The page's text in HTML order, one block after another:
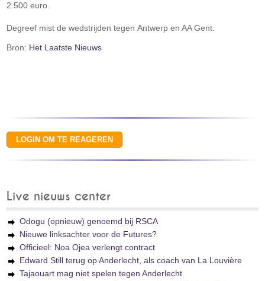
2.500 euro.
Degreef mist de wedstrijden tegen Antwerp en AA Gent.
Bron: Het Laatste Nieuws
Live nieuws center
Odogu (opnieuw) genoemd bij RSCA
Nieuwe linksachter voor de Futures?
Officieel: Noa Ojea verlengt contract
Edward Still terug op Anderlecht, als coach van La Louvière
Tajaouart mag niet spelen tegen Anderlecht